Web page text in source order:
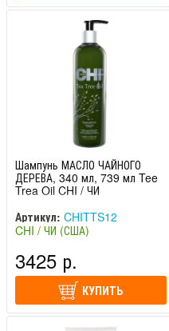
Шампунь МАСЛО ЧАЙНОГО
ДЕРЕВА, 340 мл, 739 мл Tee
Trea Oil CHI / ЧИ
Артикул: CHITTS12
CHI / ЧИ (США)
3425 р.
КУПИТЬ